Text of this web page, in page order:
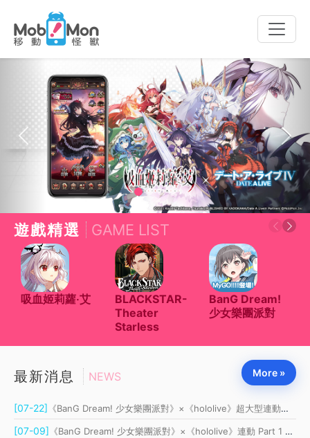
Toggle
Previous Next
遊戲精選 GAME LIST
吸血姬莉蘿‧艾
BLACKSTAR-
Theater
Starless
BanG Dream!
少女樂團派對
最新消息 NEWS More »
[07-22] 《BanG Dream! 少女樂團派對》×《hololive》超大型連動正式展開 Part 2
[07-09] 《BanG Dream! 少女樂團派對》×《hololive》連動 Part 1 登場